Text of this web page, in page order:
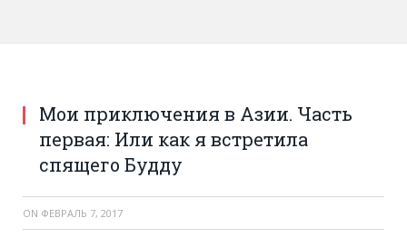
Мои приключения в Азии. Часть
первая: Или как я встретила
спящего Будду
ON ФЕВРАЛЬ 7, 2017